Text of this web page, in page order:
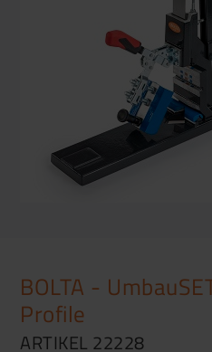
BOLTA -
Profile
ARTIKEL 22228